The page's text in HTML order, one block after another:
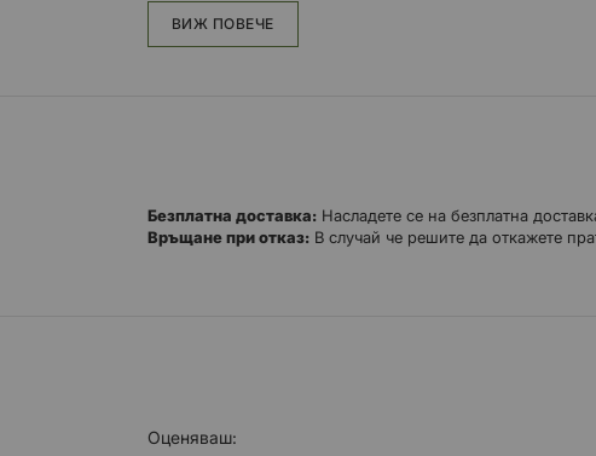
ВИЖ ПОВЕЧЕ
Безплатна доставка: Насладете се на безплатна
Връщане при отказ: В случай че решите да откажете
Оценяваш: